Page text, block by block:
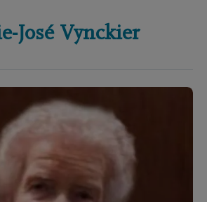
José Vynckier